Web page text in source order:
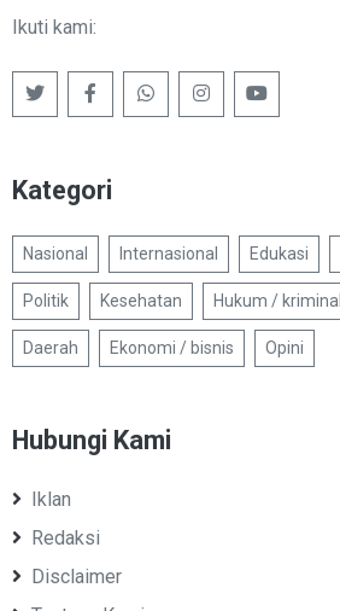
Ikuti kami:
Kategori
Nasional Internasional Edukasi
Politik Kesehatan Hukum / kriminal
Daerah Ekonomi / bisnis Opini
Hubungi Kami
Iklan
Redaksi
Disclaimer